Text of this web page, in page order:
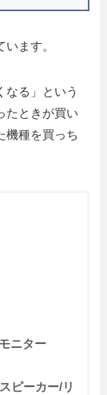
ます。
なる」という
たときが買い
機種を買っち
ニター
ピーカー/リ